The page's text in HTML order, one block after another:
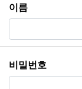
이름필수
비밀번호